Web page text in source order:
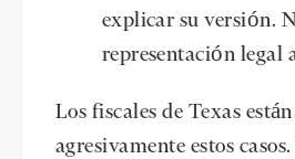
explicar su versión.
representación legal
Los fiscales de Texas
agresivamente estos